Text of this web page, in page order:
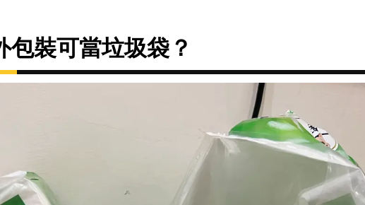
包裝可當垃圾袋？